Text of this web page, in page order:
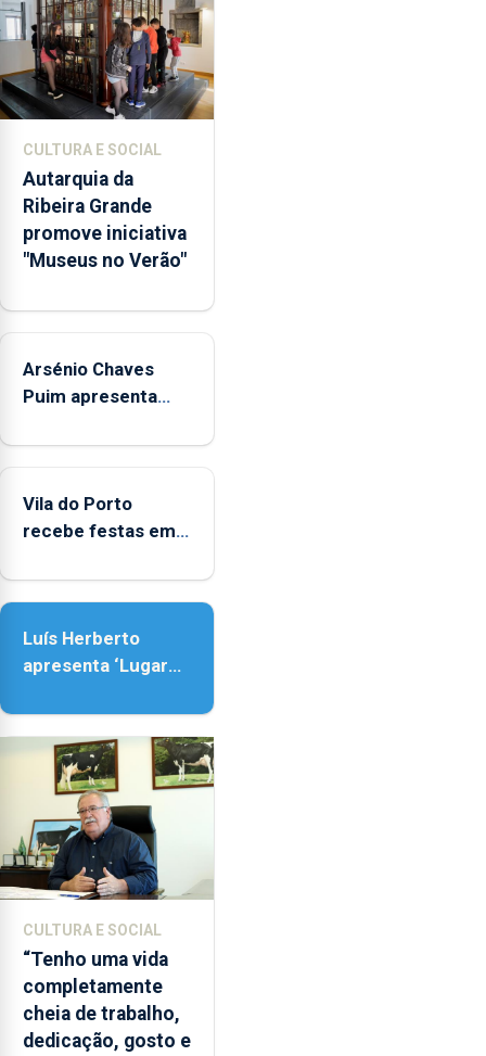
abertura
dos
museus
e
núcleos
integrados
na
Rede
Municipal
de
aos
durante
o
de
entre
as
e
as
18h00.
CULTURA E SOCIAL
Autarquia da
Ribeira Grande
promove iniciativa
"Museus no Verão"
Arsénio Chaves
Puim apresenta
de Vila do Porto
Vila do Porto
recebe festas em
Senhora da
Luís Herberto
apresenta ‘Lugares
CULTURA E SOCIAL
“Tenho uma vida
completamente
cheia de trabalho,
dedicação, gosto e